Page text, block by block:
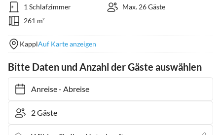
1 Schlafzimmer
Max. 26 Gäste
261 m²
KapplAuf Karte anzeigen
Bitte Daten und Anzahl der Gäste auswählen
Anreise- Abreise